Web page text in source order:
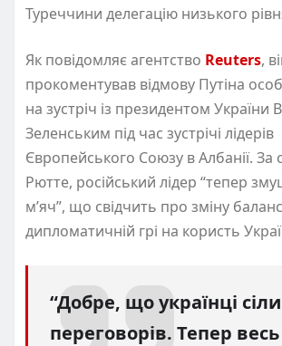
Туреччини делегацію низького
Як повідомляє агентство Reuters,
прокоментував відмову Путіна
на зустріч із президентом
Зеленським під час зустрічі лідерів
Європейського Союзу в Албанії. За
Рютте, російський лідер “тепер
м’яч”, що свідчить про зміну
дипломатичній грі на користь
“Добре, що українці сіли
переговорів. Тепер